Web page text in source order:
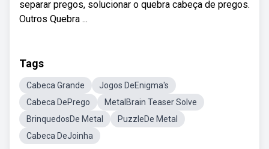
separar pregos, solucionar o quebra cabeça de pregos.
Outros Quebra ...
Tags
Cabeca Grande
Jogos DeEnigma's
Cabeca DePrego
MetalBrain Teaser Solve
BrinquedosDe Metal
PuzzleDe Metal
Cabeca DeJoinha